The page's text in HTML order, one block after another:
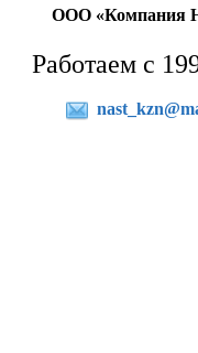
ООО «Компания
Работаем с